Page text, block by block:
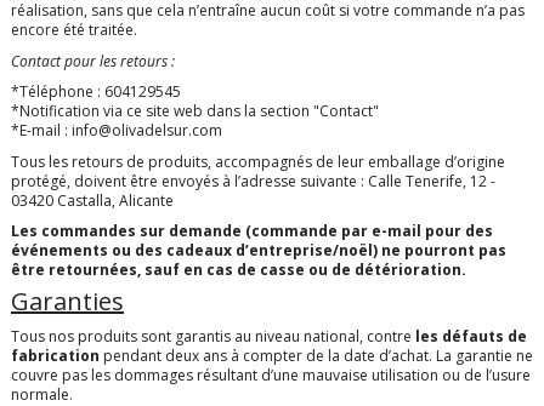
réalisation, sans que cela n’entraîne aucun coût si votre commande n’a pas
encore été traitée.
Contact pour les retours :
*Téléphone : 604129545
*Notification via ce site web dans la section "Contact"
*E-mail : info@olivadelsur.com
Tous les retours de produits, accompagnés de leur emballage d’origine
protégé, doivent être envoyés à l’adresse suivante : Calle Tenerife, 12 -
03420 Castalla, Alicante
Les commandes sur demande (commande par e-mail pour des
événements ou des cadeaux d’entreprise/noël) ne pourront pas
être retournées, sauf en cas de casse ou de détérioration.
Garanties
Tous nos produits sont garantis au niveau national, contre les défauts de
fabrication pendant deux ans à compter de la date d’achat. La garantie ne
couvre pas les dommages résultant d’une mauvaise utilisation ou de l’usure
normale.